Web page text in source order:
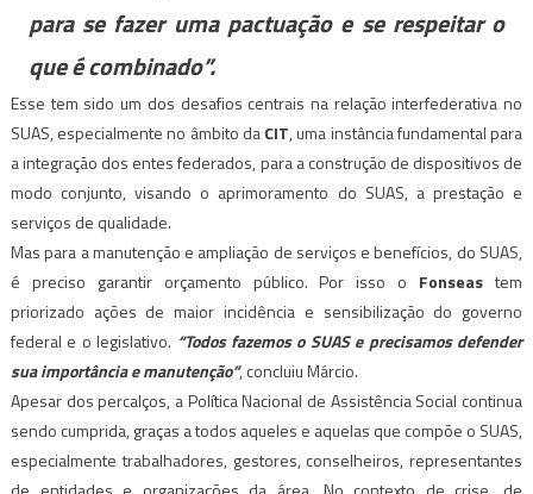
para se fazer uma pactuação e se respeitar o
que é combinado”.
Esse tem sido um dos desafios centrais na relação interfederativa no
SUAS, especialmente no âmbito daCIT, uma instância fundamental para
a integração dos entes federados, para a construção de dispositivos de
modo conjunto, visando o aprimoramento do SUAS, a prestação e
serviços de qualidade.
Mas para a manutenção e ampliação de serviços e benefícios, do SUAS,
é preciso garantir orçamento público. Por isso o Fonseas tem
priorizado ações de maior incidência e sensibilização do governo
federal e o legislativo. “Todos fazemos o SUAS e precisamos defender
sua importância e manutenção”, concluiu Márcio.
Apesar dos percalços, a Política Nacional de Assistência Social continua
sendo cumprida, graças a todos aqueles e aquelas que compõe o SUAS,
especialmente trabalhadores, gestores, conselheiros, representantes